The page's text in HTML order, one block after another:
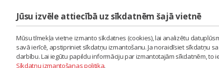
Jūsu izvēle attiecībā uz sīkdatnēm šajā vietnē
Mūsu tīmekļa vietne izmanto sīkdatnes (cookies), lai analizētu
savā ierīcē, apstipriniet sīkdatņu izmantošanu. Ja noraidīsiet sīkdatņu
darbību. Lai iegūtu papildu informāciju par izmantotajām sīkdatnēm,
Sīkdatņu izmantošanas politika.